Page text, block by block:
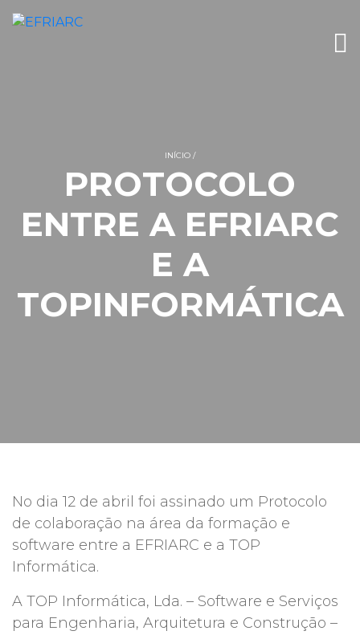
INÍCIO
PROTOCOLO
ENTRE A EFRIARC
E A
TOPINFORMÁTICA
No dia 12 de abril foi assinado um Protocolo
de colaboração na área da formação e
software entre a EFRIARC e a TOP
Informática.
A TOP Informática, Lda. – Software e Serviços
para Engenharia, Arquitetura e Construção –